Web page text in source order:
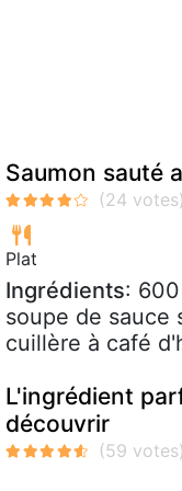
Saumon sauté
Plat
Ingrédients:
soupe de sauce
cuillère à café
L'ingrédient
découvrir